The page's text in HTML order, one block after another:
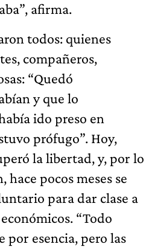
afirma.
todos: quienes
compañeros,
“Quedó
y que lo
ido preso en
prófugo”. Hoy,
la libertad, y, por lo
hace pocos meses se
para dar clase a
“Todo
por esencia, pero las